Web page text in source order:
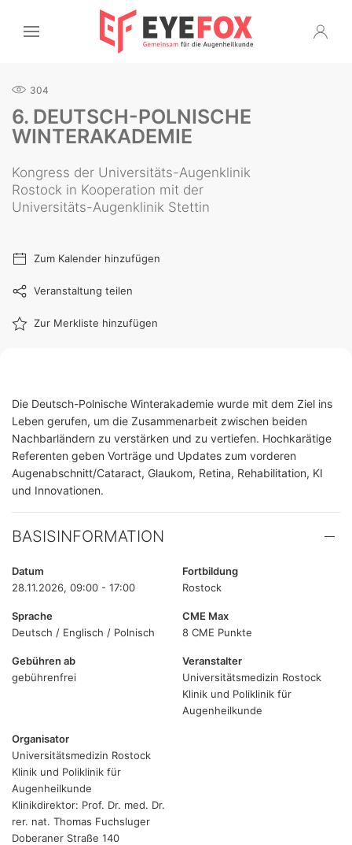
304
6. DEUTSCH-POLNISCHE
WINTERAKADEMIE
Kongress der Universitäts-Augenklinik
Rostock in Kooperation mit der
Universitäts-Augenklinik Stettin
Zum Kalender hinzufügen
Veranstaltung teilen
Zur Merkliste hinzufügen
Die Deutsch-Polnische Winterakademie wurde mit dem Ziel ins
Leben gerufen, um die Zusammenarbeit zwischen beiden
Nachbarländern zu verstärken und zu vertiefen. Hochkarätige
Referenten geben Vorträge und Updates zum vorderen
Augenabschnitt/Cataract, Glaukom, Retina, Rehabilitation, KI
und Innovationen.
BASISINFORMATION
Datum
28.11.2026, 09:00 - 17:00
Fortbildung
Rostock
Sprache
Deutsch / Englisch / Polnisch
CME Max
8 CME Punkte
Gebühren ab
gebührenfrei
Veranstalter
Universitätsmedizin Rostock
Klinik und Poliklinik für
Augenheilkunde
Organisator
Universitätsmedizin Rostock
Klinik und Poliklinik für
Augenheilkunde
Klinikdirektor: Prof. Dr. med. Dr.
rer. nat. Thomas Fuchsluger
Doberaner Straße 140